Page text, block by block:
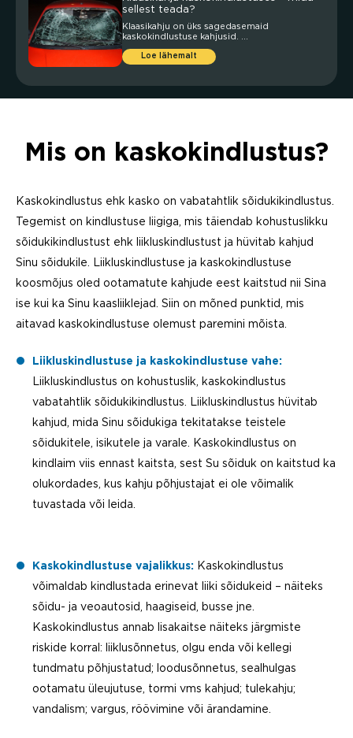
sellest teada?
Klaasikahju on üks sagedasemaid
kaskokindlustuse kahjusid. ...
Loe lähemalt
Mis on kaskokindlustus?
Kaskokindlustus ehk kasko on vabatahtlik sõidukikindlustus.
Tegemist on kindlustuse liigiga, mis täiendab kohustuslikku
sõidukikindlustust ehk liikluskindlustust ja hüvitab kahjud
Sinu sõidukile. Liikluskindlustuse ja kaskokindlustuse
koosmõjus oled ootamatute kahjude eest kaitstud nii Sina
ise kui ka Sinu kaasliiklejad. Siin on mõned punktid, mis
aitavad kaskokindlustuse olemust paremini mõista.
Liikluskindlustuse ja kaskokindlustuse vahe:
Liikluskindlustus on kohustuslik, kaskokindlustus
vabatahtlik sõidukikindlustus. Liikluskindlustus hüvitab
kahjud, mida Sinu sõidukiga tekitatakse teistele
sõidukitele, isikutele ja varale. Kaskokindlustus on
kindlaim viis ennast kaitsta, sest Su sõiduk on kaitstud ka
olukordades, kus kahju põhjustajat ei ole võimalik
tuvastada või leida.
Kaskokindlustuse vajalikkus: Kaskokindlustus
võimaldab kindlustada erinevat liiki sõidukeid – näiteks
sõidu- ja veoautosid, haagiseid, busse jne.
Kaskokindlustus annab lisakaitse näiteks järgmiste
riskide korral: liiklusõnnetus, olgu enda või kellegi
tundmatu põhjustatud; loodusõnnetus, sealhulgas
ootamatu üleujutuse, tormi vms kahjud; tulekahju;
vandalism; vargus, röövimine või ärandamine.